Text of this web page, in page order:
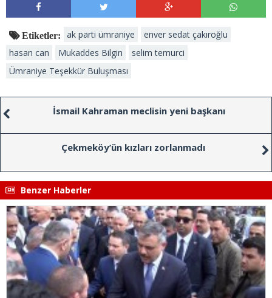
Etiketler: ak parti ümraniye
enver sedat çakıroğlu
hasan can
Mukaddes Bilgin
selim temurci
Ümraniye Teşekkür Buluşması
İsmail Kahraman meclisin yeni başkanı
Çekmeköy’ün kızları zorlanmadı
Benzer Haberler